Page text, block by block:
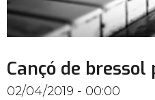
Cançó de
02/04/2019 - 00:00